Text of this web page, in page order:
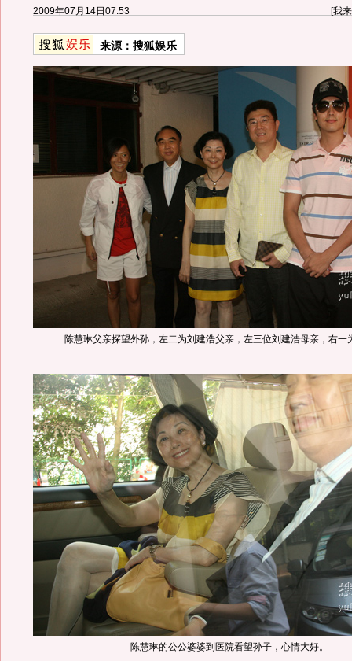
2009年07月14日07:53 [我
来源： 搜狐娱乐
陈慧琳父亲探望外孙，左二为刘建浩父亲，左三位刘建浩母亲，右一
陈慧琳的公公婆婆到医院看望孙子，心情大好。